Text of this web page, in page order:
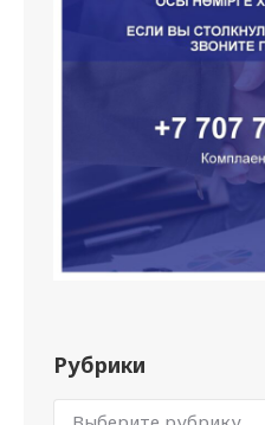
Рубрики